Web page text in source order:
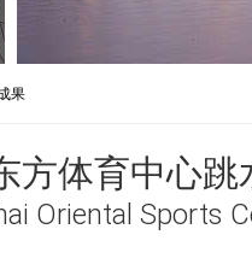
果
方体育中心跳
Oriental Sports